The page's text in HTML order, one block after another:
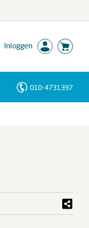
Inloggen
010-4731397